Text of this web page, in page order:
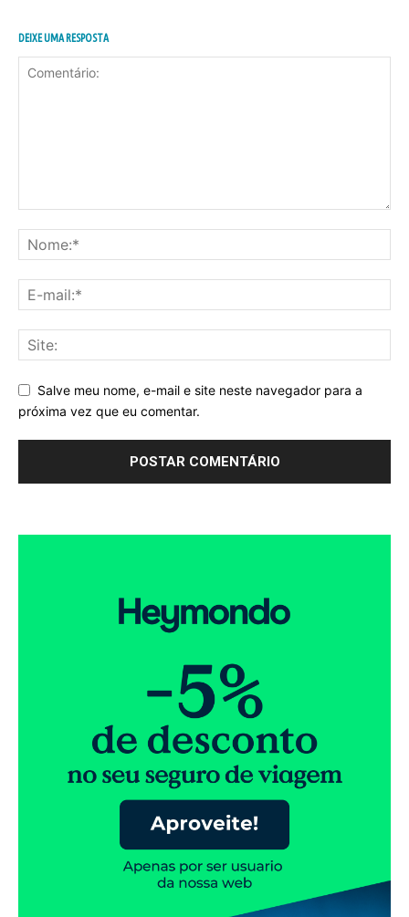
DEIXE UMA RESPOSTA
Salve meu nome, e-mail e site neste navegador para a
próxima vez que eu comentar.